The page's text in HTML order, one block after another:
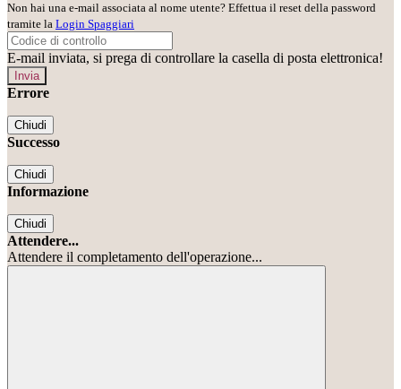
Non hai una e-mail associata al nome utente? Effettua il reset della password
tramite la Login Spaggiari
E-mail inviata, si prega di controllare la casella di posta elettronica!
Errore
Chiudi
Successo
Chiudi
Informazione
Chiudi
Attendere...
Attendere il completamento dell'operazione...